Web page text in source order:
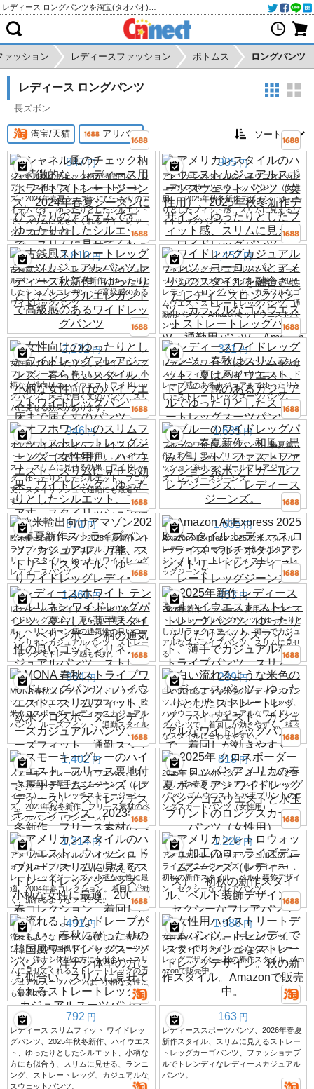
ァッション レディースファッション ボトムス ロングパンツ
レディース ロングパンツ
長ズボン
淘宝/天猫 アリババ
847 円
シャネル風のチェック柄が特徴的な、レ
ディース用ホワイトストレートジーン
ズ。2024年春夏シーズンにぴったりのア
イテムです。ゆったりとしたシルエット
で、スリムに見せてくれるワイドレッ
グ、フロア丈です。
905 円
アメリカンスタイルのハイウエストカジ
ュアルスポーツスウェットパンツ（女性
用）、2025年秋冬新作デザイン、ゆった
りとしたフィット感、スリムに見えるワ
イドレッグパンツ。
1,810 円
古銭風ストレートレッグスーツカジュア
ルパンツ レディース秋新作、ゆったりと
したシンプルエレガントで高級感のある
ワイドレッグパンツ
1,457 円
ワイドレッグカジュアルパンツ、ヨーロ
ッパとアメリカのスタイルを融合させた
レディースロングパンツ、カラフルなゴ
ムウエストストレートレッグパンツ、通
勤用パンツ、Amazonミッドウエストパ
ンツ
2,132 円
女性向けのゆったりとしたワイドレッグ
フレアジーンズ、春らしいスタイル、小
柄な女性向けのハイウエストワイドレッ
グパンツ、床まで届く丈のパンツ、スリ
ムに見せる効果があります。
321 円
レディースワイドレッグパンツ、春秋は
スリムフィット、夏はハイウエスト、ド
レープ感のあるカジュアルでゆったりと
したストレートレッグスーツパンツ。
946 円
オフホワイトのスリムフィットストレー
トレッグジーンズ（女性用）。ハイウエ
スト、スリムに見せる効果、ワイドレッ
グ、ゆったりとしたシルエット、フロア
丈、スタイリッシュで通勤にも最適で
す。
1,635 円
ブルーのワイドレッグパンツ、春夏新
作、和風、黒みプリント、ファストファ
ッション系ホットガールフレアジーン
ズ、レディースジーンズ。
571 円
欧米輸出向けアマゾン2025年夏新作スト
ライプパンツ、カジュアル、万能、スト
リートスタイル、ゆったりワイドレッグ
レディースパンツ
1,635 円
Amazon AliExpress 2025 欧米スタイル
レディース ローライズ マルチボタン ア
シンメトリー トレンディ ストレートレ
ッグジーンズ
1,460 円
レディース ホワイト テンセルリネン ワ
イドレッグパンツ、夏らしい薄手スタイ
ル、ヘリンボーン柄の通気性の良いコッ
トンリネンカジュアルパンツ、ストレー
トレッグでドレープ感も良好。
453 円
2025年新作 レディース 夏用 ハイウエス
ト ストレートレッグパンツ、ゆったりと
したリラックスフィット、薄手でカジュ
アルなストライプパンツ、スリムに見せ
る
964 円
MONA 春秋ストライプワイドレッグパン
ツ、ハイウエスト、スリムフィット、欧
米クロスボーダーレディースカジュアル
パンツ、ルーズフィット、通勤スタイル
289 円
白い流れるような米色のレディースパン
ツ。ゆったりとしたストレートレッグ、
ハイウエスト、カジュアルなワイドレッ
グパンツで、着回しが効きやすく、様々
なスタイルに合わせやすい。
1,402 円
スモーキーグレーのハイウエスト、フリ
ース裏地付き厚手デニムジーンズ（レデ
ィース）、ストレッチスキニージーン
ズ、2023年秋冬新作、フリース素材のペ
ンシルパンツ（ワンピース）
818 円
2025年 クロスボーダー ヨーロッパとア
メリカの春夏 ボヘミアン ワイドレッグ
パンツ ゴムウエストと水玉プリントのロ
ングスカートパンツ（女性用）
1,314 円
アメリカンスタイルのハイウエスト、ウ
ォッシュドブルー、スリムに見えるスト
レートレッグジーンズ。小柄な女性に最
適。2004年春コレクション。着回しが効
く、流れるようなフロア丈。
1,226 円
アメリカンレトロウォッシュ加工のロー
ライズデニムジーンズ（レディース）、
初秋の新作スタイル、ベルト装飾デザイ
ン、セクシーなフレアパンツ
491 円
流れるようなドレープが美しい、春秋に
ぴったりの韓国風ワイドレッグスーツパ
ンツ。洋ナシ体型の方にも似合い、スリ
ムに見せてくれるストレートレッグのカ
ジュアルスーツパンツは、小柄な女性に
も最適です。
1,986 円
女性用ハイストリートデニムパンツ。ト
レンディでスタイリッシュなストレート
レッグデザイン。秋の新作スタイル。Am
azonで販売中。
792 円
レディース スリムフィット ワイドレッ
グパンツ、2025年秋冬新作、ハイウエス
ト、ゆったりとしたシルエット、小柄な
方にも似合う、スリムに見せる、ランニ
ング、ストレートレッグ、カジュアルな
スウェットパンツ。
163 円
レディーススポーツパンツ、2026年春夏
新作スタイル、スリムに見えるストレー
トレッグカーゴパンツ、ファッショナブ
ルでトレンディなレディースカジュアル
パンツ。